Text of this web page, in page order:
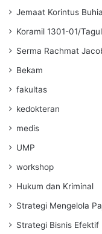
Jemaat Korintus
Koramil 1301-01/
Serma Rachmat
Bekam
fakultas
kedokteran
medis
UMP
workshop
Hukum dan Kriminal
Strategi Mengelola
Strategi Bisnis Efektif